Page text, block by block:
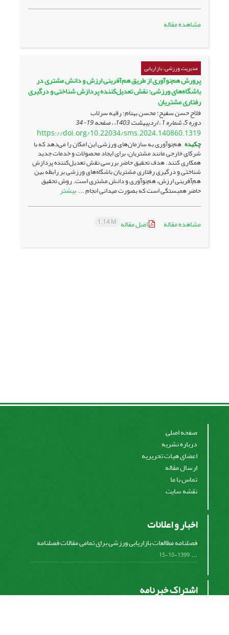
مشاهده مقاله
مدیریت ورزشی، بازاریابی
پرورش هم‌نوآوری از طریق هم‌آفرینی ارزش و دانش مشتری در
باشگاه‌های ورزشی: نقش تعدیل‌کننده پردازش شناختی و درگیری
رفتاری مشتریان
فلاح حسن سفیح؛ محسن بهنام؛ رقیه سرلاب
دوره 5، شماره 1 ، اردیبهشت 1403، ، صفحه 19-34
https://doi.org/10.22034/sms.2024.140860.1319
چکیده هم‌نوآوری به سازمان‌های ورزشی این امکان را می‌دهد که با
شرکای خارجی مانند مشتریان، برای ایجاد محصولات و خدمات جدید
همکاری کنند. هدف تحقیق حاضر بررسی نقش تعدیل‌کننده پردازش
شناختی و درگیری رفتاری مشتریان باشگاه‌های ورزشی بر رابطه بین
هم‌آفرینی ارزش، هم‌نوآوری و دانش مشتری است. روش تحقیق
حاضر همبستگی است که بصورت میدانی انجام ... بیشتر
مشاهده مقاله اصل مقاله 1.14 M
صفحه اصلی
درباره نشریه
اعضای هیات تحریریه
ارسال مقاله
تماس با ما
نقشه سایت
اخبار و اعلانات
فصلنامه مطالعات بازاریابی ورزشی برای تمامی مقالات فصلنامه
...
1399-10-15
اشتراک خبرنامه